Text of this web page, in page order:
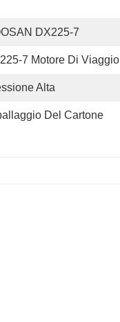
DX225-7
7 Motore Di Viaggio
Alta
Del Cartone